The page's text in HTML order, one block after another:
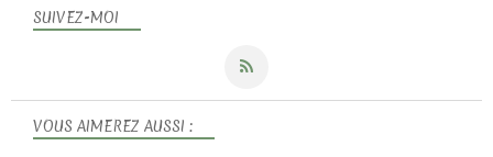
SUIVEZ-MOI
VOUS AIMEREZ AUSSI :